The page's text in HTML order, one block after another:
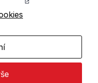
Reklamní cookies
používáme my
abychom Vám
mohli zobrazit
nebo reklamy jak
na našich